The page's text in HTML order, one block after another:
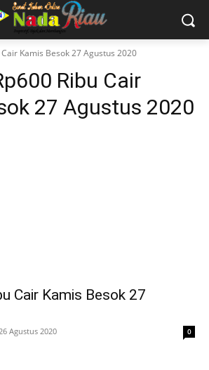
Cair Kamis Besok 27 Agustus 2020
Ribu Cair
27 Agustus 2020
Cair Kamis Besok 27
Agustus 2020 0